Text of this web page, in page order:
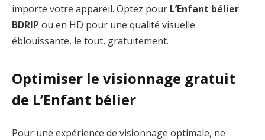
importe votre appareil. Optez pour L’Enfant bélier
BDRIP ou en HD pour une qualité visuelle
éblouissante, le tout, gratuitement.
Optimiser le visionnage gratuit
de L’Enfant bélier
Pour une expérience de visionnage optimale, ne